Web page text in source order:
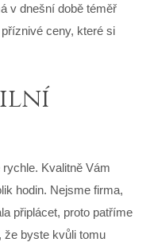
v dnešní době téměř
ceny, které si
Kvalitně Vám
hodin. Nejsme firma,
připlácet, proto patříme
že byste kvůli tomu